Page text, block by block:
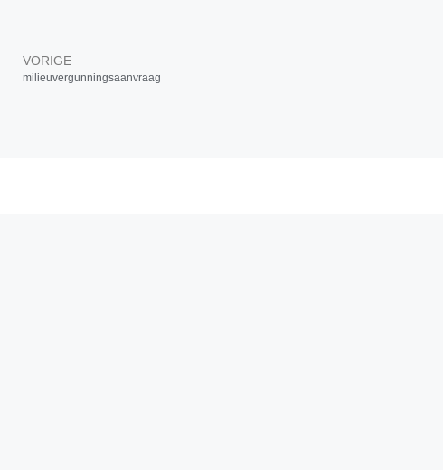
VORIGE
milieuvergunningsaanvraag